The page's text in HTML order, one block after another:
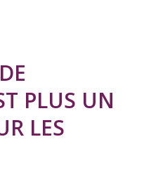
PLUS UN
LES